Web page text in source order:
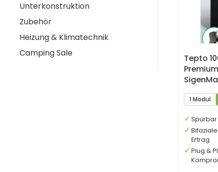
Unterkonstruktion
Zubehör
Heizung & Klimatechnik
Camping Sale
Tepto
Speicher
1 Modul
Ertrag
Plug &